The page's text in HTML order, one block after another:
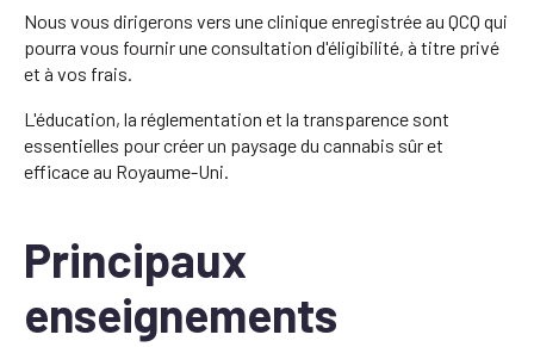
Nous vous dirigerons vers une clinique enregistrée au QCQ qui
pourra vous fournir une consultation d'éligibilité, à titre privé
et à vos frais.
L'éducation, la réglementation et la transparence sont
essentielles pour créer un paysage du cannabis sûr et
efficace au Royaume-Uni.
Principaux
enseignements